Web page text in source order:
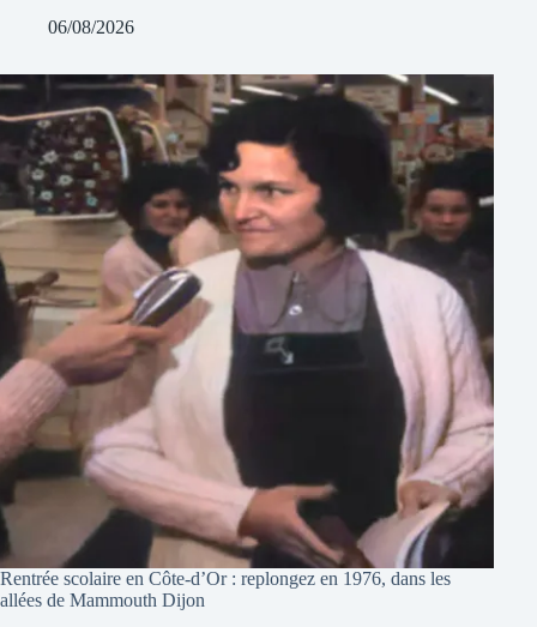
06/08/2026
Rentrée scolaire en Côte-d’Or : replongez en 1976, dans les
allées de Mammouth Dijon